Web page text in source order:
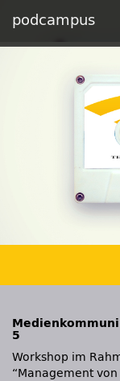
podcampus
5
Workshop im
“Management